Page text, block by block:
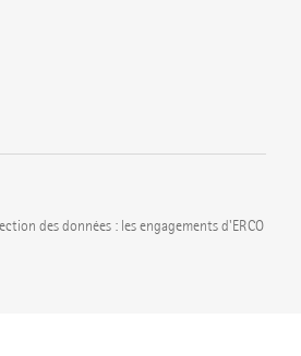
des données : les engagements d'ERCO